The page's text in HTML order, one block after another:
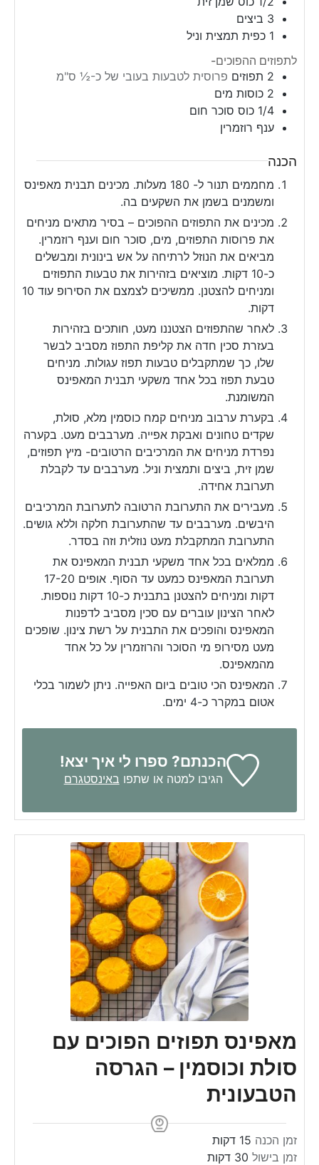
3 ביצים
1 כפית תמצית וניל
לתפוזים ההפוכים-
2 תפוזים פרוסית לטבעות בעובי של כ-½ ס"מ
2 כוסות מים
1/4 כוס סוכר חום
ענף רוזמרין
הכנה
מחממים תנור ל- 180 מעלות. מכינים תבנית מאפינס
ומשמנים בשמן את השקעים בה.
מכינים את התפוזים ההפוכים – בסיר מתאים מניחים
את פרוסות התפוזים, מים, סוכר חום וענף רוזמרין.
מביאים את הנוזל לרתיחה על אש בינונית ומבשלים
כ-10 דקות. מוציאים בזהירות את טבעות התפוזים
ומניחים להצטנן. ממשיכים לצמצם את הסירופ עוד 10
דקות.
לאחר שהתפוזים הצטננו מעט, חותכים בזהירות
בעזרת סכין חדה את קליפת התפוז מסביב לבשר
שלו, כך שמתקבלים טבעות תפוז עגולות. מניחים
טבעת תפוז בכל אחד משקעי תבנית המאפינס
המשומנת.
בקערת ערבוב מניחים קמח כוסמין מלא, סולת,
שקדים טחונים ואבקת אפייה. מערבבים מעט. בקערה
נפרדת מניחים את המרכיבים הרטובים- מיץ תפוזים,
שמן זית, ביצים ותמצית וניל. מערבבים עד לקבלת
תערובת אחידה.
מעבירים את התערובת הרטובה לתערובת המרכיבים
היבשים. מערבבים עד שהתערובת חלקה וללא גושים.
התערובת המתקבלת מעט נוזלית וזה בסדר.
ממלאים בכל אחד משקעי תבנית המאפינס את
תערובת המאפינס כמעט עד הסוף. אופים 17-20
דקות ומניחים להצטנן בתבנית כ-10 דקות נוספות.
לאחר הצינון עוברים עם סכין מסביב לדפנות
המאפינס והופכים את התבנית על רשת צינון. שופכים
מעט מסירופ מי הסוכר והרוזמרין על כל אחד
מהמאפינס.
המאפינס הכי טובים ביום האפייה. ניתן לשמור בכלי
אטום במקרר כ-4 ימים.
הכנתם? ספרו לי איך יצא!
הגיבו למטה או שתפו באינסטגרם
מאפינס תפוזים הפוכים עם
סולת וכוסמין – הגרסה
הטבעונית
זמן הכנה 15
m
i
דקות
זמן בישול 30
m
דקות